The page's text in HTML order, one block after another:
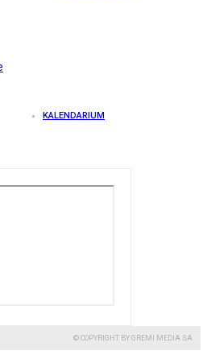
KALENDARIUM
© COPYRIGHT BY GREMI MEDIA SA